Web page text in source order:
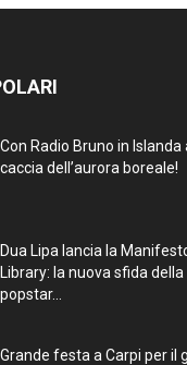
Con Radio Bruno in Islanda
caccia dell’aurora boreale!
Dua Lipa lancia la
Library: la nuova sfida della
popstar...
Grande festa a Carpi per il